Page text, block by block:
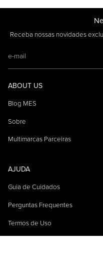
Receba nossas novidades
ABOUT US
Blog MES
Sobre
Multimarcas Parceiras
AJUDA
Guia de Cuidados
Perguntas Frequentes
Termos de Uso